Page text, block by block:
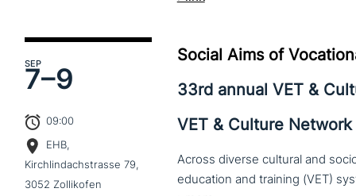
SEP
7–9
09:00
EHB,
Kirchlindachstrasse 79,
3052 Zollikofen
Social Aims of
33rd annual VET &
VET & Culture Network
Across diverse cultural and